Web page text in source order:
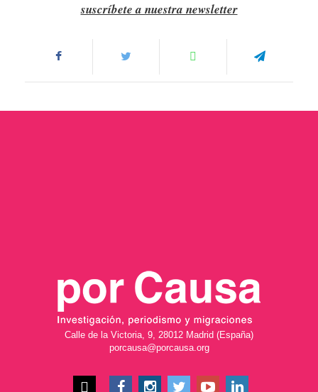
suscríbete a nuestra newsletter
Calle de la Victoria, 9, 28012 Madrid (España)
porcausa@porcausa.org